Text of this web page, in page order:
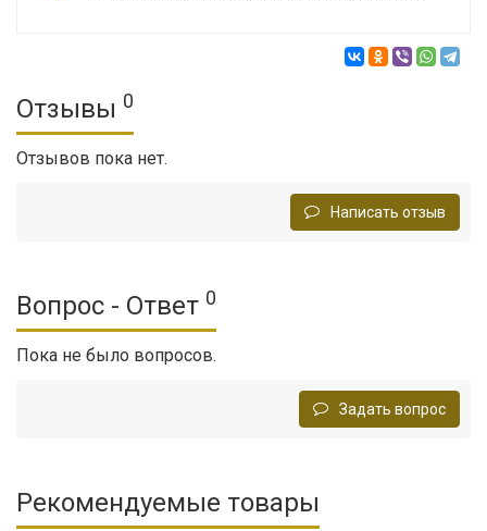
Отзывы 0
Отзывов пока нет.
Написать отзыв
Вопрос - Ответ 0
Пока не было вопросов.
Задать вопрос
Рекомендуемые товары